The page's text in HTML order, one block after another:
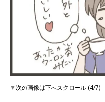
▼次の画像は下へスクロール (4/7)